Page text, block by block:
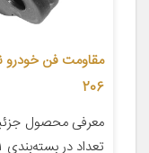
206